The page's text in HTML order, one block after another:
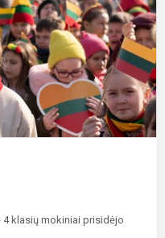
klasių mokiniai prisidėjo